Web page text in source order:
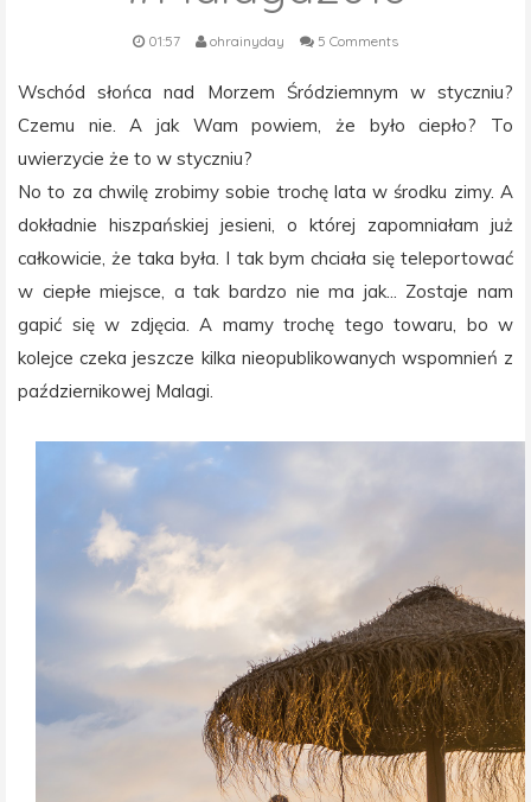
01:57 ohrainyday 5 Comments
Wschód słońca nad Morzem Śródziemnym w styczniu?
Czemu nie. A jak Wam powiem, że było ciepło? To
uwierzycie że to w styczniu?
No to za chwilę zrobimy sobie trochę lata w środku zimy. A
dokładnie hiszpańskiej jesieni, o której zapomniałam już
całkowicie, że taka była. I tak bym chciała się teleportować
w ciepłe miejsce, a tak bardzo nie ma jak... Zostaje nam
gapić się w zdjęcia. A mamy trochę tego towaru, bo w
kolejce czeka jeszcze kilka nieopublikowanych wspomnień z
październikowej Malagi.